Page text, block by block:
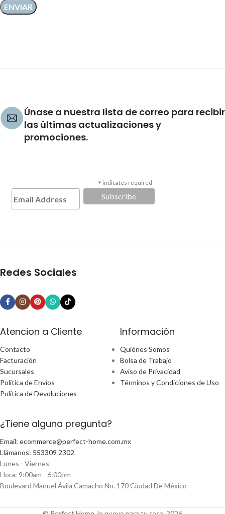
Únase a nuestra lista de correo para recibir
las últimas actualizaciones y
promociones.
* indicates required
Redes Sociales
Atencion a Cliente
Contacto
Facturación
Sucursales
Política de Envíos
Política de Devoluciones
Información
Quiénes Somos
Bolsa de Trabajo
Aviso de Privacidad
Términos y Condiciones de Uso
¿Tiene alguna pregunta?
Email: ecommerce@perfect-home.com.mx
Llámanos: 553309 2302
Lunes - Viernes
Hora: 9:00am - 6:00pm
Boulevard Manuel Ávila Camacho No. 170 Ciudad De México